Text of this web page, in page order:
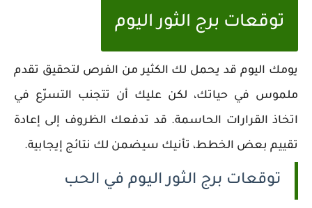
توقعات برج الثور اليوم
يومك اليوم قد يحمل لك الكثير من الفرص لتحقيق تقدم
ملموس في حياتك، لكن عليك أن تتجنب التسرّع في
اتخاذ القرارات الحاسمة. قد تدفعك الظروف إلى إعادة
تقييم بعض الخطط، تأنيك سيضمن لك نتائج إيجابية.
توقعات برج الثور اليوم في الحب